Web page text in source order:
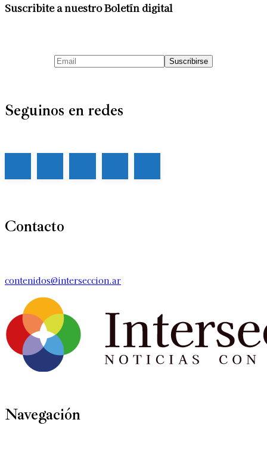
Suscribite a nuestro Boletín digital
Seguinos en redes
Contacto
contenidos@interseccion.ar
Navegación